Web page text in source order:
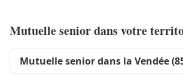
Mutuelle senior dans votre
Mutuelle senior dans la Vendée